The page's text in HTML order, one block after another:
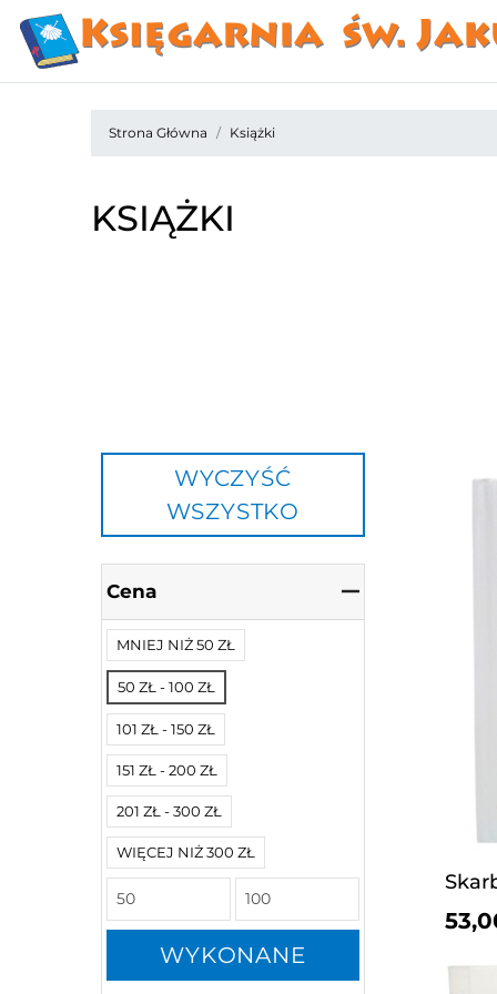
Strona Główna Książki
KSIĄŻKI
WYCZYŚĆ
WSZYSTKO
Cena
MNIEJ NIŻ 50 ZŁ
50 ZŁ - 100 ZŁ
101 ZŁ - 150 ZŁ
151 ZŁ - 200 ZŁ
201 ZŁ - 300 ZŁ
WIĘCEJ NIŻ 300 ZŁ
WYKONANE